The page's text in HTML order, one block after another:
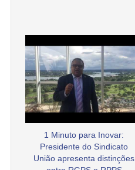
1 Minuto para Inovar:
Presidente do Sindicato
União apresenta distinções